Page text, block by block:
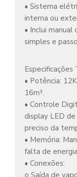
• Sistema
interna ou
• Inclui
simples e
Especificações
• Potência:
16m³.
• Controle
display LED
preciso da
• Memória:
falta de
• Conexões:
o Saída de